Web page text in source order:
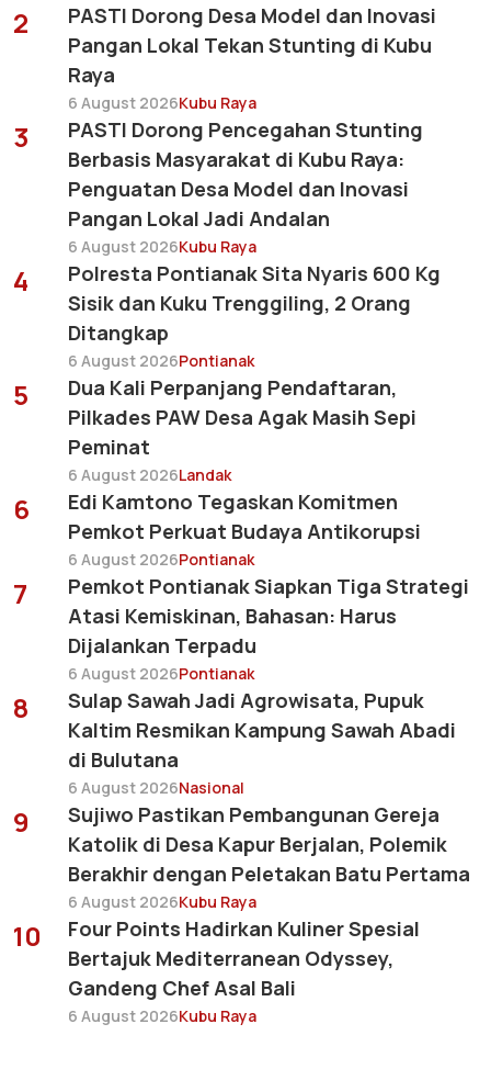
2
PASTI Dorong Desa Model dan Inovasi
Pangan Lokal Tekan Stunting di Kubu
Raya
6 August 2026Kubu Raya
3
PASTI Dorong Pencegahan Stunting
Berbasis Masyarakat di Kubu Raya:
Penguatan Desa Model dan Inovasi
Pangan Lokal Jadi Andalan
6 August 2026Kubu Raya
4
Polresta Pontianak Sita Nyaris 600 Kg
Sisik dan Kuku Trenggiling, 2 Orang
Ditangkap
6 August 2026Pontianak
5
Dua Kali Perpanjang Pendaftaran,
Pilkades PAW Desa Agak Masih Sepi
Peminat
6 August 2026Landak
6
Edi Kamtono Tegaskan Komitmen
Pemkot Perkuat Budaya Antikorupsi
6 August 2026Pontianak
7
Pemkot Pontianak Siapkan Tiga Strategi
Atasi Kemiskinan, Bahasan: Harus
Dijalankan Terpadu
6 August 2026Pontianak
8
Sulap Sawah Jadi Agrowisata, Pupuk
Kaltim Resmikan Kampung Sawah Abadi
di Bulutana
6 August 2026Nasional
9
Sujiwo Pastikan Pembangunan Gereja
Katolik di Desa Kapur Berjalan, Polemik
Berakhir dengan Peletakan Batu Pertama
6 August 2026Kubu Raya
10
Four Points Hadirkan Kuliner Spesial
Bertajuk Mediterranean Odyssey,
Gandeng Chef Asal Bali
6 August 2026Kubu Raya